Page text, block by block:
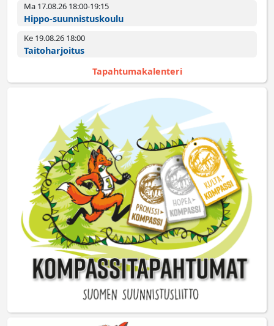
Ma 17.08.26 18:00­-19:15
Hippo-suunnistuskoulu
Ke 19.08.26 18:00­
Taitoharjoitus
Tapahtumakalenteri